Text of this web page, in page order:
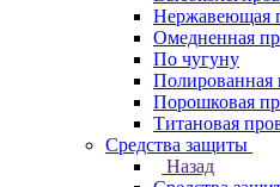
Нержавеющая
Омедненная
По чугуну
Полированная
Порошковая
Титановая
Средства защиты
Назад